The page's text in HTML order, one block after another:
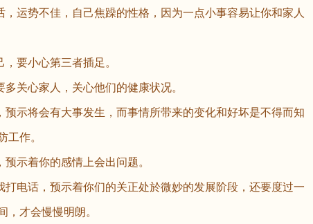
势不佳，自己焦躁的性格，因为一点小事容易让你和家人
要小心第三者插足。
关心家人，关心他们的健康状况。
示将会有大事发生，而事情所带来的变化和好坏是不得而知
工作。
示着你的感情上会出问题。
电话，预示着你们的关正处於微妙的发展阶段，还要度过一
，才会慢慢明朗。